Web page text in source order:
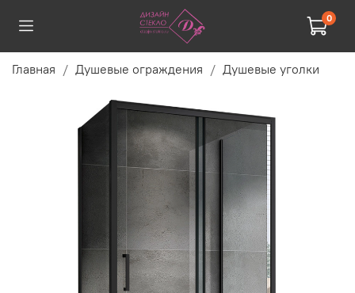
0
Главная Душевые ограждения Душевые уголки